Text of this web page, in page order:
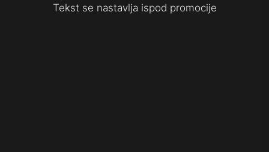
Tekst se nastavlja ispod promocije